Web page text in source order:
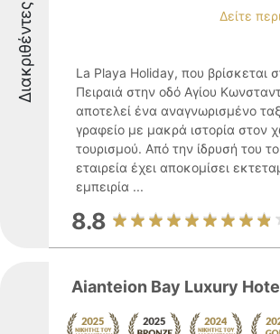
Διακριθέντες Δείτε
La Playa Holiday, που βρίσκεται
Πειραιά στην οδό Αγίου
αποτελεί ένα αναγνωρισμένο
γραφείο με μακρά ιστορία στον
τουρισμού. Από την ίδρυσή του
εταιρεία έχει αποκομίσει
εμπειρία ...
8.8
Aianteion Bay Luxury